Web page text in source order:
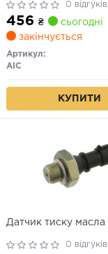
0 відгуків
456 ₴
сьогодні
закінчується
Артикул:
AIC
КУПИТИ
Датчик тиску масла
0 відгуків